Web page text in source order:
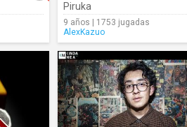
Piruka
9 años | 1753 jugadas
AlexKazuo